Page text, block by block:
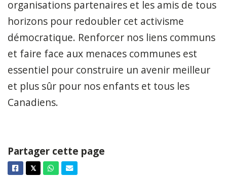
organisations partenaires et les amis de tous
horizons pour redoubler cet activisme
démocratique. Renforcer nos liens communs
et faire face aux menaces communes est
essentiel pour construire un avenir meilleur
et plus sûr pour nos enfants et tous les
Canadiens.
Partager cette page
Facebook
𝕏TwitterWhatsappCourriel